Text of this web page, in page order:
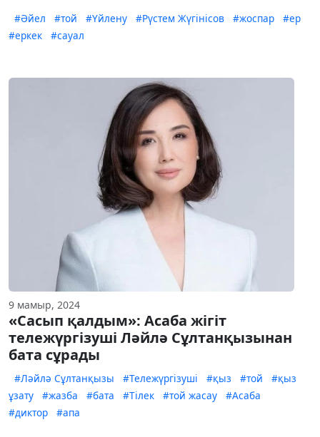
#Әйел #той #Үйлену #Рүстем Жүгінісов #жоспар
#ер
#еркек
#сауал
9 мамыр, 2024
«Сасып қалдым»: Асаба жігіт
тележүргізуші Ләйлә Сұлтанқызынан
бата сұрады
#Ләйлә Сұлтанқызы #Тележүргізуші #қыз #той
#қыз
ұзату
#жазба #бата #Тілек #той жасау
#Асаба
#диктор
#апа